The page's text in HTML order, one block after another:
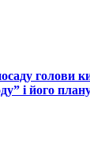
голови
і його